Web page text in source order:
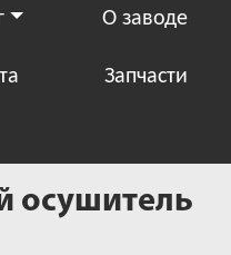
О заводе
Запчасти
осушитель